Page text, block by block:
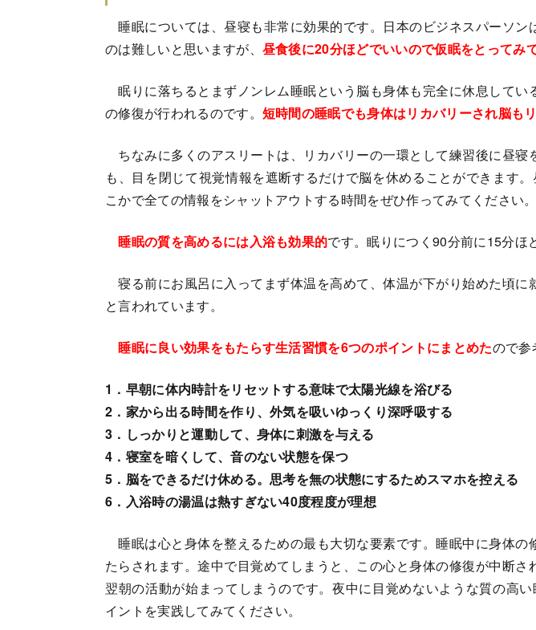
睡眠については、昼寝も非常に効果的です。日本のビジネスパーソン
のは難しいと思いますが、 昼食後に20分ほどでいいので仮眠をとってみ
眠りに落ちるとまずノンレム睡眠という脳も身体も完全に休息してい
の修復が行われるのです。 短時間の睡眠でも身体はリカバリーされ脳も
ちなみに多くのアスリートは、リカバリーの一環として練習後に昼寝
も、目を閉じて視覚情報を遮断するだけで脳を休めることができます
こかで全ての情報をシャットアウトする時間をぜひ作ってみてください。
睡眠の質を高めるには入浴も効果的です。眠りにつく90分前に15分ほ
寝る前にお風呂に入ってまず体温を高めて、体温が下がり始めた頃に
と言われています。
睡眠に良い効果をもたらす生活習慣を6つのポイントにまとめたので参
1．早朝に体内時計をリセットする意味で太陽光線を浴びる
2．家から出る時間を作り、外気を吸いゆっくり深呼吸する
3．しっかりと運動して、身体に刺激を与える
4．寝室を暗くして、音のない状態を保つ
5．脳をできるだけ休める。思考を無の状態にするためスマホを控える
6．入浴時の湯温は熱すぎない40度程度が理想
睡眠は心と身体を整えるための最も大切な要素です。睡眠中に身体の
たらされます。途中で目覚めてしまうと、この心と身体の修復が中断さ
翌朝の活動が始まってしまうのです。夜中に目覚めないような質の高
イントを実践してみてください。